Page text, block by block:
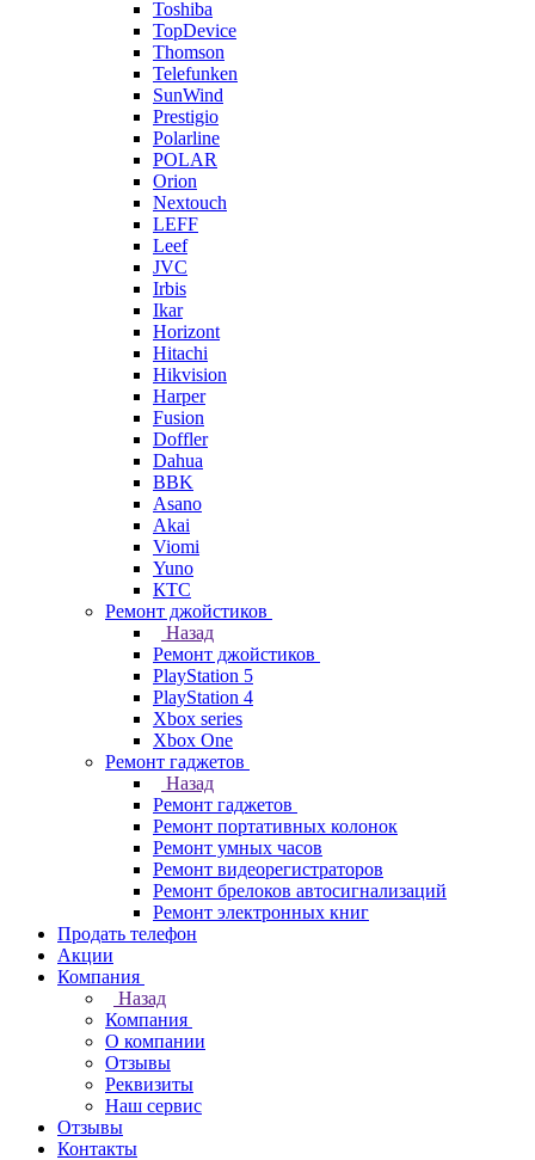
Toshiba
TopDevice
Thomson
Telefunken
SunWind
Prestigio
Polarline
POLAR
Orion
Nextouch
LEFF
Leef
JVC
Irbis
Ikar
Horizont
Hitachi
Hikvision
Harper
Fusion
Doffler
Dahua
BBK
Asano
Akai
Viomi
Yuno
КТС
Ремонт джойстиков
Назад
Ремонт джойстиков
PlayStation 5
PlayStation 4
Xbox series
Xbox One
Ремонт гаджетов
Назад
Ремонт гаджетов
Ремонт портативных колонок
Ремонт умных часов
Ремонт видеорегистраторов
Ремонт брелоков автосигнализаций
Ремонт электронных книг
Продать телефон
Акции
Компания
Назад
Компания
О компании
Отзывы
Реквизиты
Наш сервис
Отзывы
Контакты